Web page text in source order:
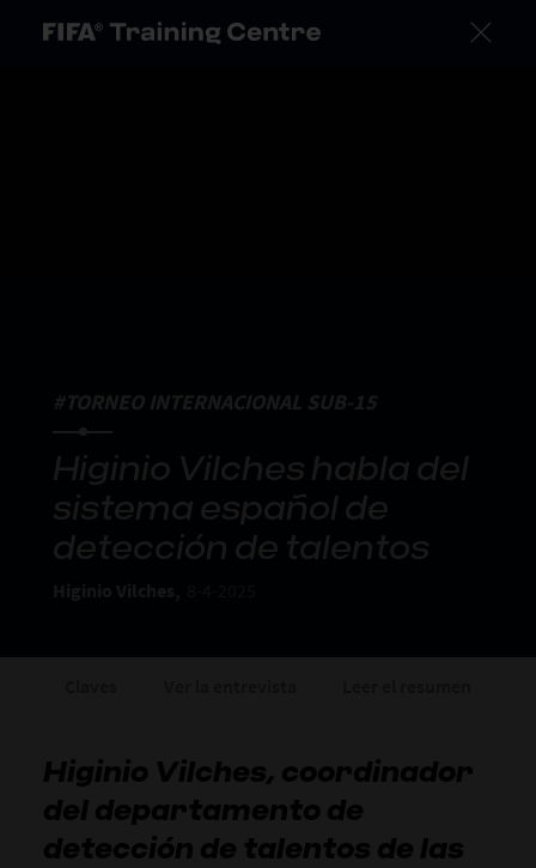
#TORNEO INTERNACIONAL SUB-15
Higinio Vilches habla del
sistema español de
detección de talentos
Higinio Vilches, coordinador
del departamento de
detección de talentos de las